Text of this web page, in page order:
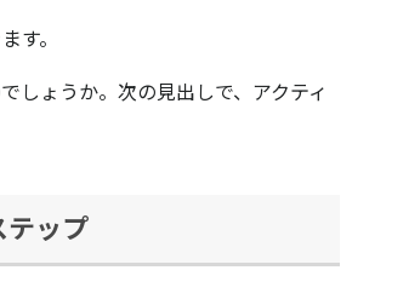
す。
しょうか。次の見出しで、アクティ
テップ